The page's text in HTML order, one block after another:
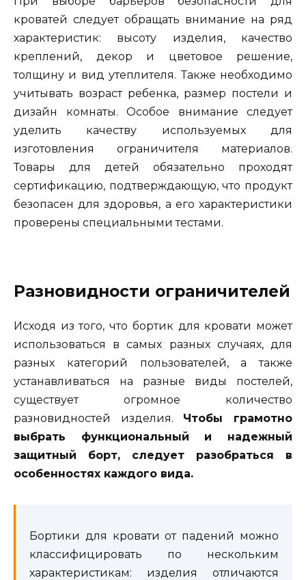
кроватей следует обращать внимание на ряд
характеристик: высоту изделия, качество
креплений, декор и цветовое решение,
толщину и вид утеплителя. Также необходимо
учитывать возраст ребенка, размер постели и
дизайн комнаты. Особое внимание следует
уделить качеству используемых для
изготовления ограничителя материалов.
Товары для детей обязательно проходят
сертификацию, подтверждающую, что продукт
безопасен для здоровья, а его характеристики
проверены специальными тестами.
Разновидности ограничителей
Исходя из того, что бортик для кровати может
использоваться в самых разных случаях, для
разных категорий пользователей, а также
устанавливаться на разные виды постелей,
существует огромное количество
разновидностей изделия. Чтобы грамотно
выбрать функциональный и надежный
защитный борт, следует разобраться в
особенностях каждого вида.
Бортики для кровати от падений можно
классифицировать по нескольким
характеристикам: изделия отличаются